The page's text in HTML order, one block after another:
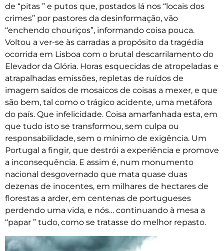
de “pitas ” e putos que, postados lá nos “locais dos
crimes” por pastores da desinformação, vão
“enchendo chouriços”, informando coisa pouca.
Voltou a ver-se às carradas a propósito da tragédia
ocorrida em Lisboa com o brutal descarrilamento do
Elevador da Glória. Horas esquecidas de atropeladas e
atrapalhadas emissões, repletas de ruídos de
imagem saídos de mosaicos de coisas a mexer, e que
são bem, tal como o trágico acidente, uma metáfora
do país. Que infelicidade. Coisa amarfanhada esta, em
que tudo isto se transformou, sem culpa ou
responsabilidade, sem o mínimo de exigência. Um
Portugal a fingir, que destrói a experiência e promove
a inconsequência. E assim é, num monumento
nacional desgovernado que mata quase duas
dezenas de inocentes, em milhares de hectares de
florestas a arder, em centenas de portugueses
perdendo uma vida, e nós… continuando à mesa a
“papar ” tudo, como se tratasse do melhor repasto.